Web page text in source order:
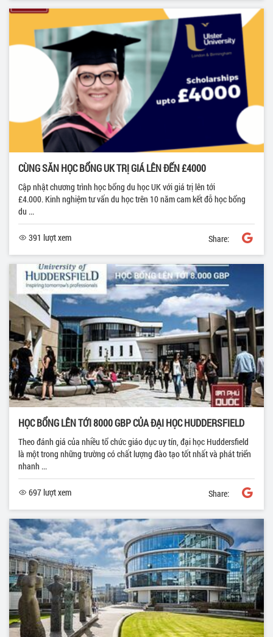
CÙNG SĂN HỌC BỔNG UK TRỊ GIÁ LÊN ĐẾN £4000
Cập nhật chương trình học bổng du học UK với giá trị lên tới
£4.000. Kinh nghiệm tư vấn du học trên 10 năm cam kết đỗ học bổng
du ...
391 lượt xem Share:
HỌC BỔNG LÊN TỚI 8000 GBP CỦA ĐẠI HỌC HUDDERSFIELD
Theo đánh giá của nhiều tổ chức giáo dục uy tín, đại học Huddersfield
là một trong những trường có chất lượng đào tạo tốt nhất và phát triển
nhanh ...
697 lượt xem Share: